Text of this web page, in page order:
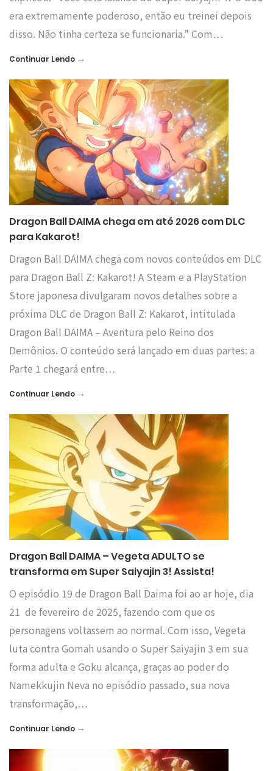
era extremamente poderoso, então eu treinei depois
disso. Não tinha certeza se funcionaria.” Com…
Continuar Lendo →
Dragon Ball DAIMA chega em até 2026 com DLC
para Kakarot!
Dragon Ball DAIMA chega com novos conteúdos em DLC
para Dragon Ball Z: Kakarot! A Steam e a PlayStation
Store japonesa divulgaram novos detalhes sobre a
próxima DLC de Dragon Ball Z: Kakarot, intitulada
Dragon Ball DAIMA – Aventura pelo Reino dos
Demônios. O conteúdo será lançado em duas partes: a
Parte 1 chegará entre…
Continuar Lendo →
Dragon Ball DAIMA – Vegeta ADULTO se
transforma em Super Saiyajin 3! Assista!
O episódio 19 de Dragon Ball Daima foi ao ar hoje, dia
21 de fevereiro de 2025, fazendo com que os
personagens voltassem ao normal. Com isso, Vegeta
luta contra Gomah usando o Super Saiyajin 3 em sua
forma adulta e Goku alcança, graças ao poder do
Namekkujin Neva no episódio passado, sua nova
transformação,…
Continuar Lendo →